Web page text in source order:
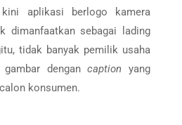
kini aplikasi berlogo kamera
dimanfaatkan sebagai lading
tidak banyak pemilik usaha
gambar dengancaption yang
konsumen.